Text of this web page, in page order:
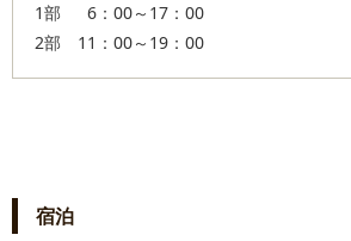
1部 6：00～17：00
2部 11：00～19：00
宿泊